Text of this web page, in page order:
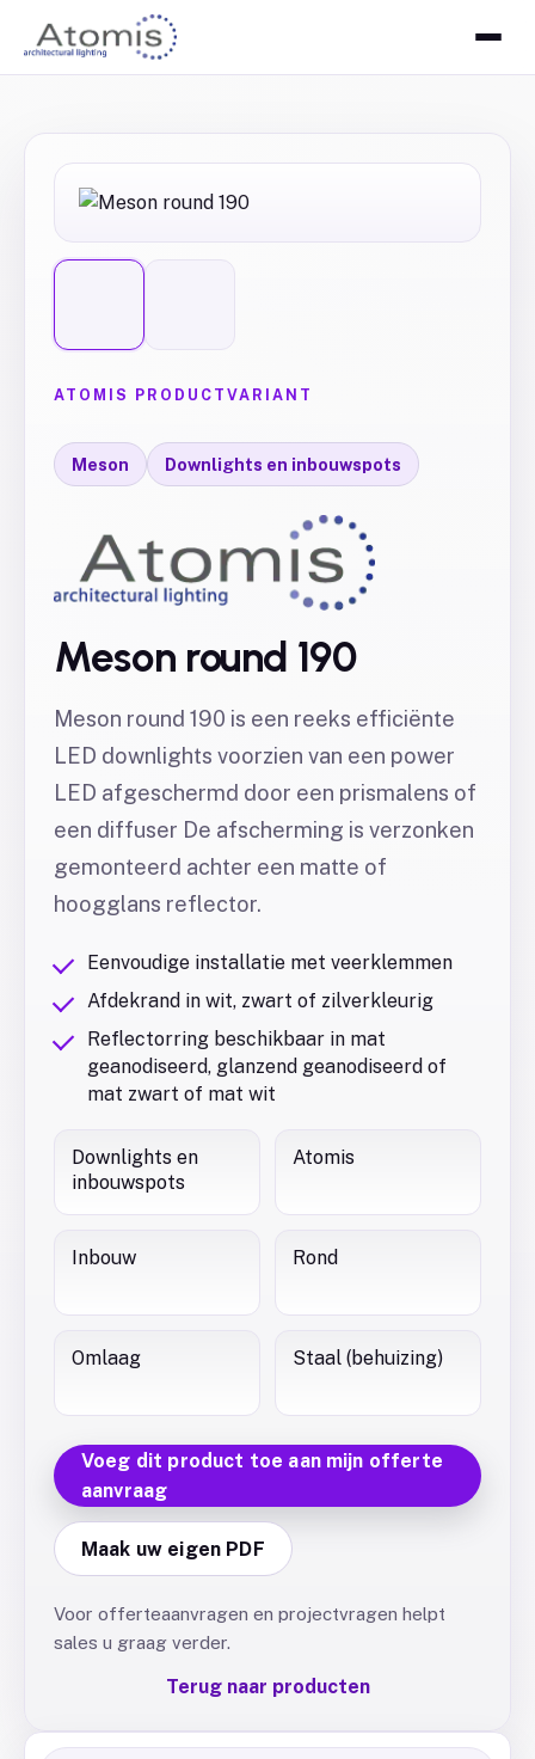
ATOMIS PRODUCTVARIANT
Meson Downlights en inbouwspots
Meson round 190
Meson round 190 is een reeks efficiënte
LED downlights voorzien van een power
LED afgeschermd door een prismalens of
een diffuser De afscherming is verzonken
gemonteerd achter een matte of
hoogglans reflector.
Eenvoudige installatie met veerklemmen
Afdekrand in wit, zwart of zilverkleurig
Reflectorring beschikbaar in mat
geanodiseerd, glanzend geanodiseerd of
mat zwart of mat wit
Downlights en
inbouwspots
Atomis
Inbouw Rond
Omlaag Staal (behuizing)
Voeg dit product toe aan mijn offerte
aanvraag
Maak uw eigen PDF
Voor offerteaanvragen en projectvragen helpt
sales u graag verder.
Terug naar producten